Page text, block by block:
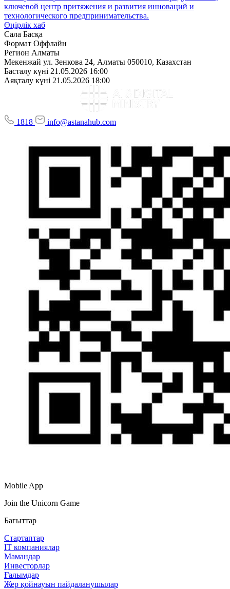
ключевой центр притяжения и развития инноваций и
технологического предпринимательства.
Өңірлік хаб
Сала Басқа
Формат Оффлайн
Регион Алматы
Мекенжай ул. Зенкова 24, Алматы 050010, Казахстан
Басталу күні 21.05.2026 16:00
Аяқталу күні 21.05.2026 18:00
1818 info@astanahub.com
Mobile App
Join the Unicorn Game
Бағыттар
Стартаптар
IT компаниялар
Мамандар
Инвесторлар
Ғалымдар
Жер қойнауын пайдаланушылар